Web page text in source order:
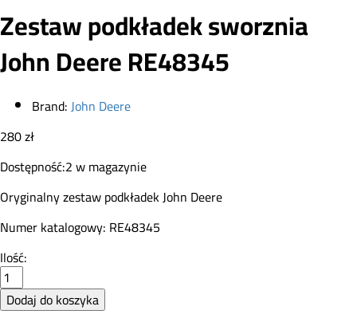
Zestaw podkładek sworznia
John Deere RE48345
Brand:John Deere
280zł
Dostępność:2 w magazynie
Oryginalny zestaw podkładek John Deere
Numer katalogowy: RE48345
Zestaw
podkładek
sworznia
John
Ilość:
Dodaj do koszyka